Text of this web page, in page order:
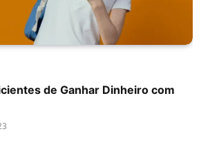
de Ganhar Dinheiro com